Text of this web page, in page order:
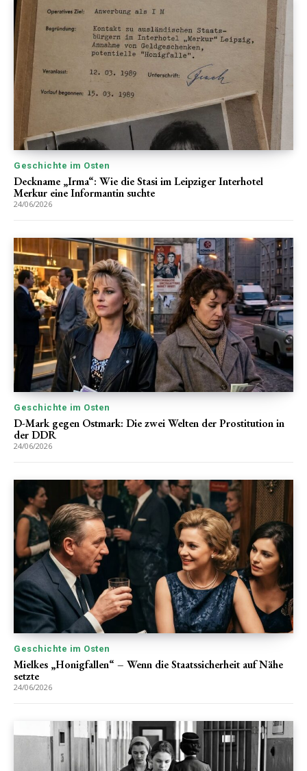
Geschichte im Osten
Deckname „Irma“: Wie die Stasi im Leipziger Interhotel
Merkur eine Informantin suchte
24/06/2026
Geschichte im Osten
D-Mark gegen Ostmark: Die zwei Welten der Prostitution in
der DDR
24/06/2026
Geschichte im Osten
Mielkes „Honigfallen“ – Wenn die Staatssicherheit auf Nähe
setzte
24/06/2026